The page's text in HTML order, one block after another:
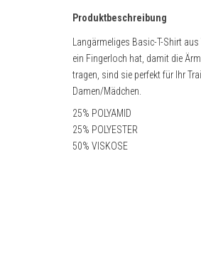
Produktbeschreibung
Langärmeliges Basic-T-Shirt
ein Fingerloch hat, damit die
tragen, sind sie perfekt für Ihr
Damen/Mädchen.
25% POLYAMID
25% POLYESTER
50% VISKOSE